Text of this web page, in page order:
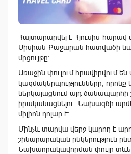
Հայտարարվել է Հյուսիս-
Սիսիան-Քաջարան հատվածի
մրցույթը:
Առաջին փուլում հրավիրվում են
կազմակերպությունները,
ներկայացնում այդ ճանապարհի
իրականացնելու: Նախագծի
միլիոն դոլար է:
Մինչև տարվա վերջ կարող է
շինարարական ընկերություն
Նախաորակավորման փուլը